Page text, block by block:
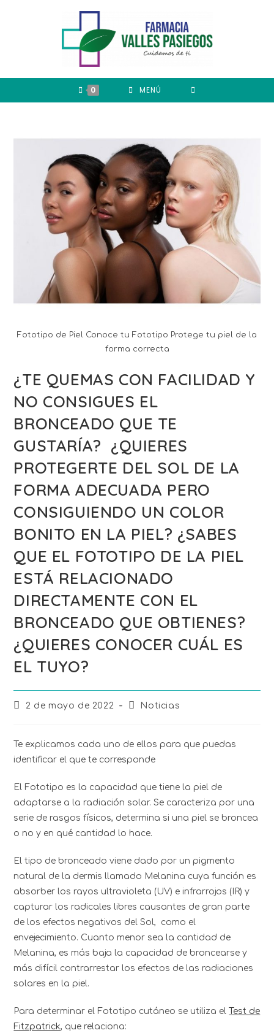
0 MENÚ
Fototipo de Piel Conoce tu Fototipo Protege tu piel de la
forma correcta
¿TE QUEMAS CON FACILIDAD Y
NO CONSIGUES EL
BRONCEADO QUE TE
GUSTARÍA? ¿QUIERES
PROTEGERTE DEL SOL DE LA
FORMA ADECUADA PERO
CONSIGUIENDO UN COLOR
BONITO EN LA PIEL? ¿SABES
QUE EL FOTOTIPO DE LA PIEL
ESTÁ RELACIONADO
DIRECTAMENTE CON EL
BRONCEADO QUE OBTIENES?
¿QUIERES CONOCER CUÁL ES
EL TUYO?
2 de mayo de 2022 Noticias
Te explicamos cada uno de ellos para que puedas
identificar el que te corresponde
El Fototipo es la capacidad que tiene la piel de
adaptarse a la radiación solar. Se caracteriza por una
serie de rasgos físicos, determina si una piel se broncea
o no y en qué cantidad lo hace.
El tipo de bronceado viene dado por un pigmento
natural de la dermis llamado Melanina cuya función es
absorber los rayos ultravioleta (UV) e infrarrojos (IR) y
capturar los radicales libres causantes de gran parte
de los efectos negativos del Sol, como el
envejecimiento. Cuanto menor sea la cantidad de
Melanina, es más baja la capacidad de broncearse y
más difícil contrarrestar los efectos de las radiaciones
solares en la piel.
Para determinar el Fototipo cutáneo se utiliza el Test de
Fitzpatrick, que relaciona: